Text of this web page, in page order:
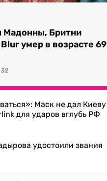
Бритни
умер в возрасте 69
Маск не дал Киеву
для ударов вглубь РФ
удостоили звания